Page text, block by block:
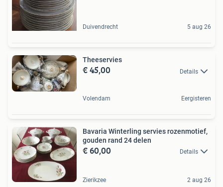
Duivendrecht 5 aug 26
Theeservies
€ 45,00 Details
Volendam Eergisteren
Bavaria Winterling servies rozenmotief,
gouden rand 24 delen
€ 60,00 Details
Zierikzee 2 aug 26